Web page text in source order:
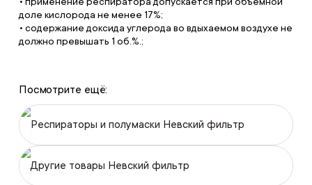
доле кислорода не менее 17%;
• содержание доксида углерода во вдыхаемом воздухе не
должно превышать 1 об.%.;
Посмотрите ещё:
Респираторы и полумаски Невский фильтр
Другие товары Невский фильтр